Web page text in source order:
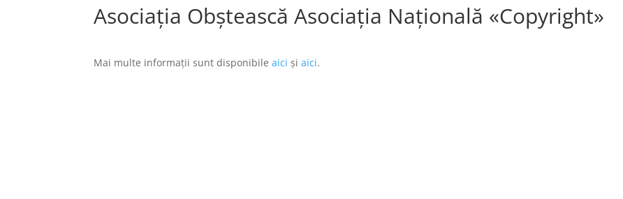
Asociația Obștească Asociația Națională «Copyright»
Mai multe informații sunt disponibileaici șiaici.